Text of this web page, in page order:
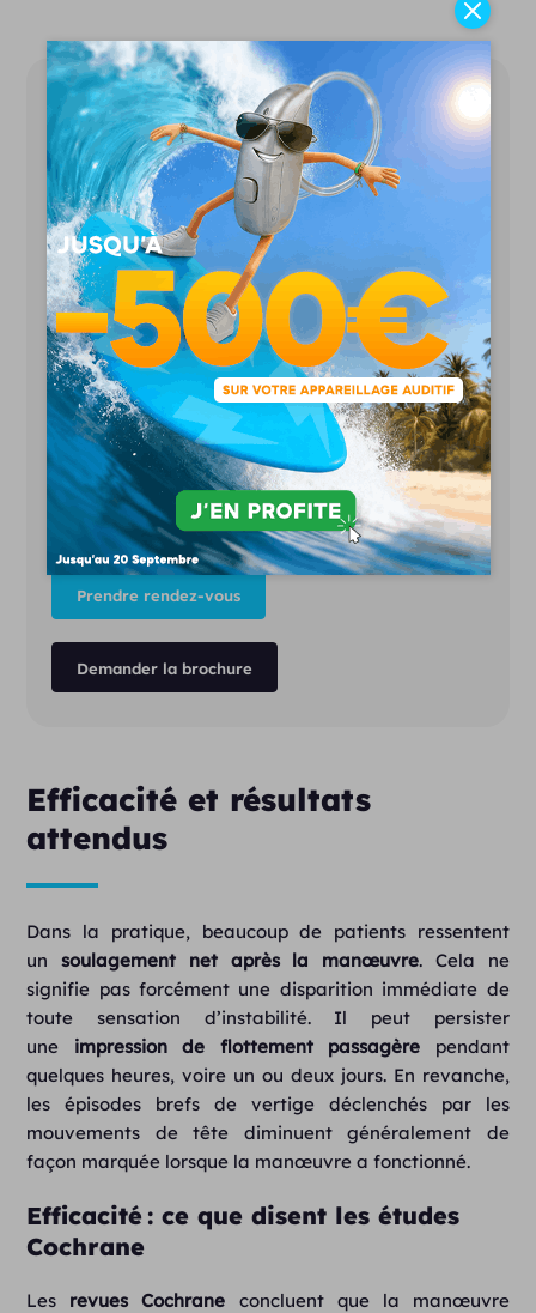
Unisson vous propose les appareils auditifs les
plus performants au prix le moins cher de France
!
Des prix justes et transparents
Essais gratuits
& sans engagement
97% de clients satisfaits
Suivi illimité inclus
Le bilan auditif
toujours gratuit
Garanties panne et perte
Prendre rendez-vous
Demander la brochure
Efficacité et résultats
attendus
Dans la pratique, beaucoup de patients ressentent
unsoulagement net après la manœuvre. Cela ne
signifie pas forcément une disparition immédiate de
toute sensation d’instabilité. Il peut persister
une impression de flottement passagère pendant
quelques heures, voire un ou deux jours. En revanche,
les épisodes brefs de vertige déclenchés par les
mouvements de tête diminuent généralement de
façon marquée lorsque la manœuvre a fonctionné.
Efficacité : ce que disent les études
Cochrane
Les revues Cochrane concluent que la manœuvre